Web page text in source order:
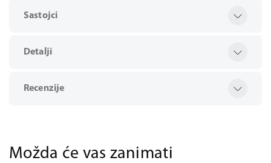
Sastojci
Detalji
Recenzije
Možda će vas zanimati